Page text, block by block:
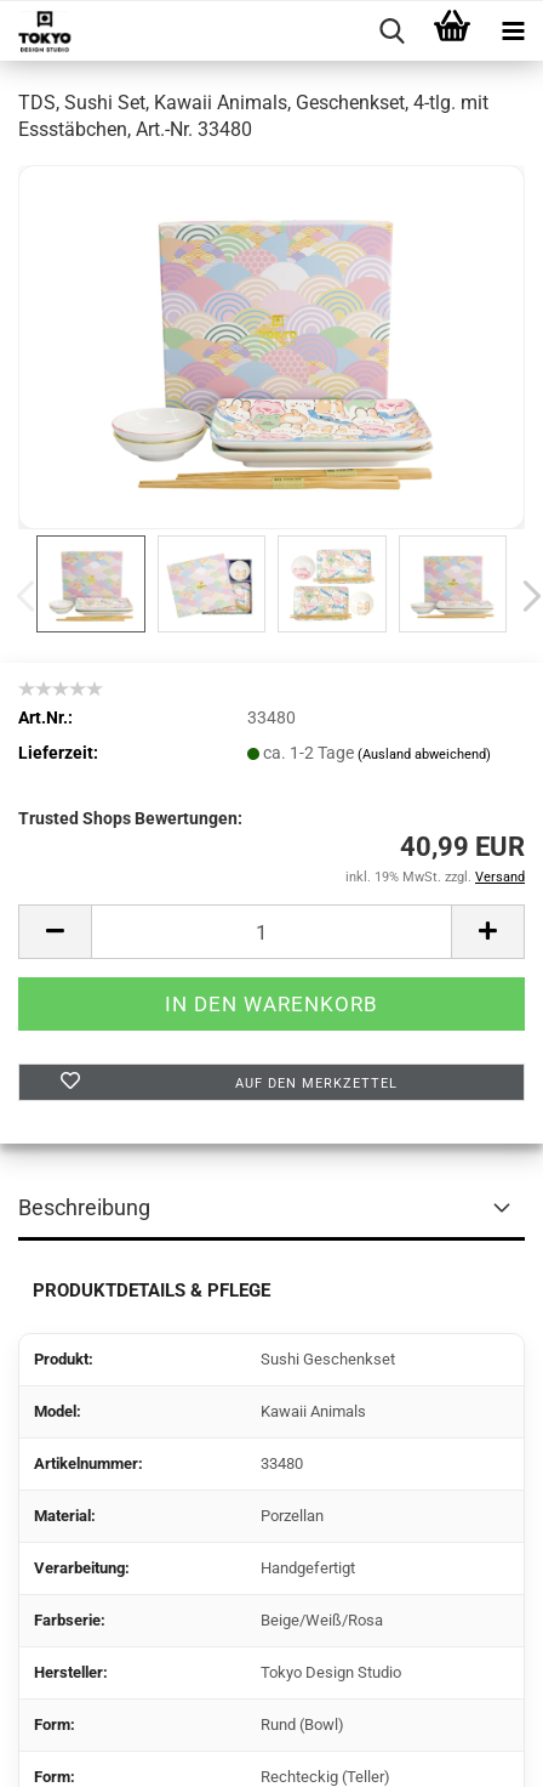
TDS, Sushi Set, Kawaii Animals, Geschenkset, 4-tlg. mit
Essstäbchen, Art.-Nr. 33480
Art.Nr.:
33480
Lieferzeit:
ca. 1-2 Tage(Ausland abweichend)
Trusted Shops Bewertungen:
40,99 EUR
inkl. 19% MwSt. zzgl. Versand
AUF DEN MERKZETTEL
Beschreibung
PRODUKTDETAILS & PFLEGE
Produkt: Sushi Geschenkset
Model: Kawaii Animals
Artikelnummer: 33480
Material: Porzellan
Verarbeitung: Handgefertigt
Farbserie: Beige/Weiß/Rosa
Hersteller: Tokyo Design Studio
Form: Rund (Bowl)
Form: Rechteckig (Teller)